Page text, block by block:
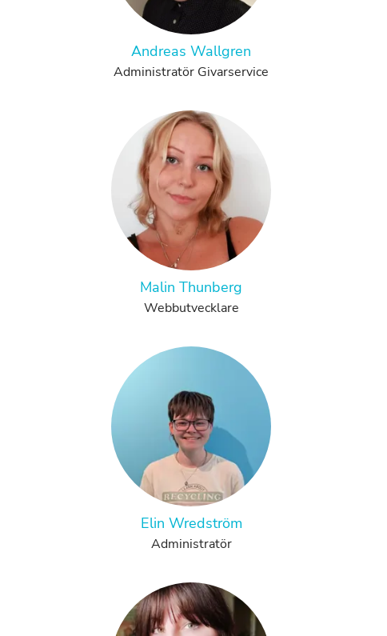
Andreas Wallgren
Administratör Givarservice
Malin Thunberg
Webbutvecklare
Elin Wredström
Administratör